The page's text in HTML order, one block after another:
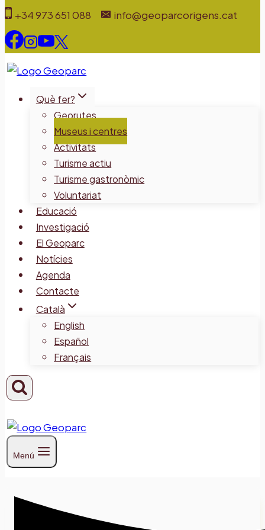
al
contingut
+34 973 651 088 info@geoparcorigens.cat
Què fer?
Georutes
Museus i centres
Activitats
Turisme actiu
Turisme gastronòmic
Voluntariat
Educació
Investigació
El Geoparc
Notícies
Agenda
Contacte
Català
English
Español
Français
Menú